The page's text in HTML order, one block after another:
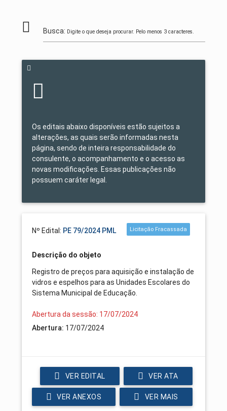
Busca: Digite o que deseja procurar. Pelo menos 3 caracteres.
Os editais abaixo disponíveis estão sujeitos a
alterações, as quais serão informadas nesta
página, sendo de inteira responsabilidade do
consulente, o acompanhamento e o acesso as
novas modificações. Essas publicações não
possuem caráter legal.
Nº Edital: PE 79/2024 PML Licitação Fracassada
Descrição do objeto
Registro de preços para aquisição e instalação de
vidros e espelhos para as Unidades Escolares do
Sistema Municipal de Educação.
Abertura da sessão: 17/07/2024
Abertura: 17/07/2024
VER EDITAL VER ATA
VER ANEXOS VER MAIS